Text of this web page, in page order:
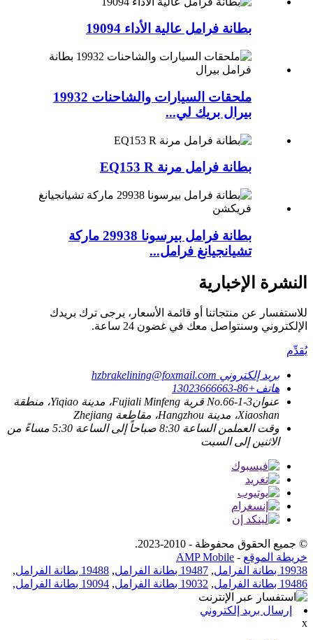
بطانة فرامل عالية الأداء 19094
ملحقات السيارات والشاحنات 19932
بيرال بريك لي...
بطانة فرامل مرنة EQ153 R
بطانة فرامل بيرسونا 29938 ماركة
تشيانجيانغ فرامل...
النشرة الإخبارية
للاستفسار عن منتجاتنا أو قائمة الأسعار، يرجى ترك بريدك
الإلكتروني وسنتواصل معك في غضون 24 ساعة.
يُقدِّم
بريد إلكتروني hzbrakelining@foxmail.com
هاتف+86-13023666663
عنوان
No.66-1-3 قرية Fujiali Minfeng، مدينة Yiqiao، منطقة
Xiaoshan، مدينة Hangzhou، مقاطعة Zhejiang
وقت العمل
من الساعة 8:30 صباحاً إلى الساعة 5:30 مساءً من
الاثنين إلى السبت
© جميع الحقوق محفوظة - 2010-2023.
خريطة الموقع -
AMP Mobile
19938 بطانة الفرامل
, 19487 بطانة الفرامل , 19488 بطانة الفرامل
,
19486 بطانة الفرامل
, 19032 بطانة الفرامل , 19094 بطانة الفرامل ,
إرسال بريد إلكتروني
x